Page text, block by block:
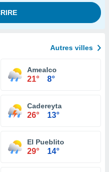
Autres villes
Amealco
21° 8°
Cadereyta
26° 13°
El Pueblito
29° 14°